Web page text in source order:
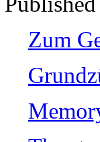
Zum